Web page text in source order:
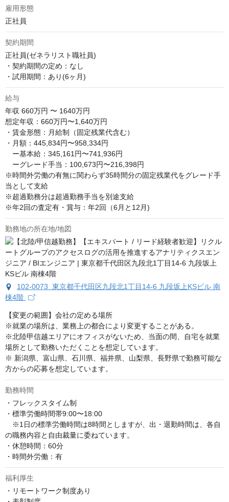
雇用形態
正社員
契約期間
正社員(ゼネラリスト職社員)
・契約期間の定め：なし
・試用期間：あり(6ヶ月)
給与
年収 660万円 〜 1640万円
想定年収：660万円〜1,640万円
・賃金形態：月給制（固定残業代含む）
・月額：445,834円〜958,334円
ー基本給：345,161円〜741,936円
ーグレード手当：100,673円〜216,398円
※時間外労働の有無に関わらず35時間分の固定残業代をグレード手
当として支給
※超過勤務分は超過勤務手当を別途支給
※年2回の査定有・賞与：年2回（6月と12月)
勤務地の所在地/地図
102-0073 東京都千代田区九段北1丁目14-6 九段坂上KSビル 南
棟4階
【変更の範囲】会社の定める場所
※就業の場所は、業務上の都合により変更することがある。
※北陸甲信越エリアにオフィスがないため、当面の間、自宅を就業
場所として勤務いただくことを想定しています。
※ 新潟県、富山県、石川県、福井県、山梨県、長野県で勤務可能な
方からの応募を想定しています。
勤務時間
・フレックスタイム制
・標準労働時間帯9:00〜18:00
※1日の標準労働時間は8時間としますが、出・退勤時間は、各自
の職務内容と自由裁量に委ねています。
・休憩時間：60分
・時間外労働：有
福利厚生
・リモートワーク制度あり